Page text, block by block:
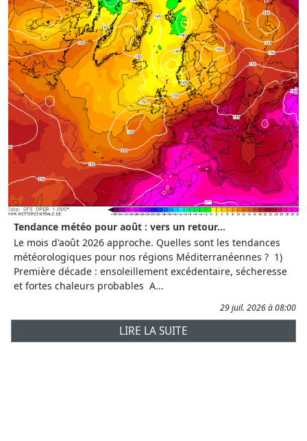
Tendance météo pour août : vers un retour...
Le mois d'août 2026 approche. Quelles sont les tendances
météorologiques pour nos régions Méditerranéennes ? 1)
Première décade : ensoleillement excédentaire, sécheresse
et fortes chaleurs probables A...
29 juil. 2026 à 08:00
LIRE LA SUITE